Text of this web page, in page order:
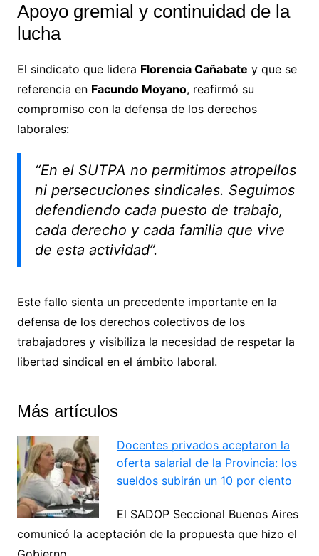
Apoyo gremial y continuidad de la
lucha
El sindicato que lidera Florencia Cañabate y que se
referencia en Facundo Moyano, reafirmó su
compromiso con la defensa de los derechos
laborales:
“En el SUTPA no permitimos atropellos
ni persecuciones sindicales. Seguimos
defendiendo cada puesto de trabajo,
cada derecho y cada familia que vive
de esta actividad”.
Este fallo sienta un precedente importante en la
defensa de los derechos colectivos de los
trabajadores y visibiliza la necesidad de respetar la
libertad sindical en el ámbito laboral.
Más artículos
Docentes privados aceptaron la
oferta salarial de la Provincia: los
sueldos subirán un 10 por ciento
El SADOP Seccional Buenos Aires
comunicó la aceptación de la propuesta que hizo el